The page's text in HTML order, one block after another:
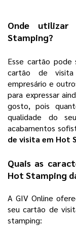
Onde
Stamping?
Esse cartão
cartão de visita
empresário e
para expressar
gosto, pois
qualidade do
acabamentos
de visita em Hot
Quais as
Hot Stamping
A GIV Online
seu cartão de
stamping: